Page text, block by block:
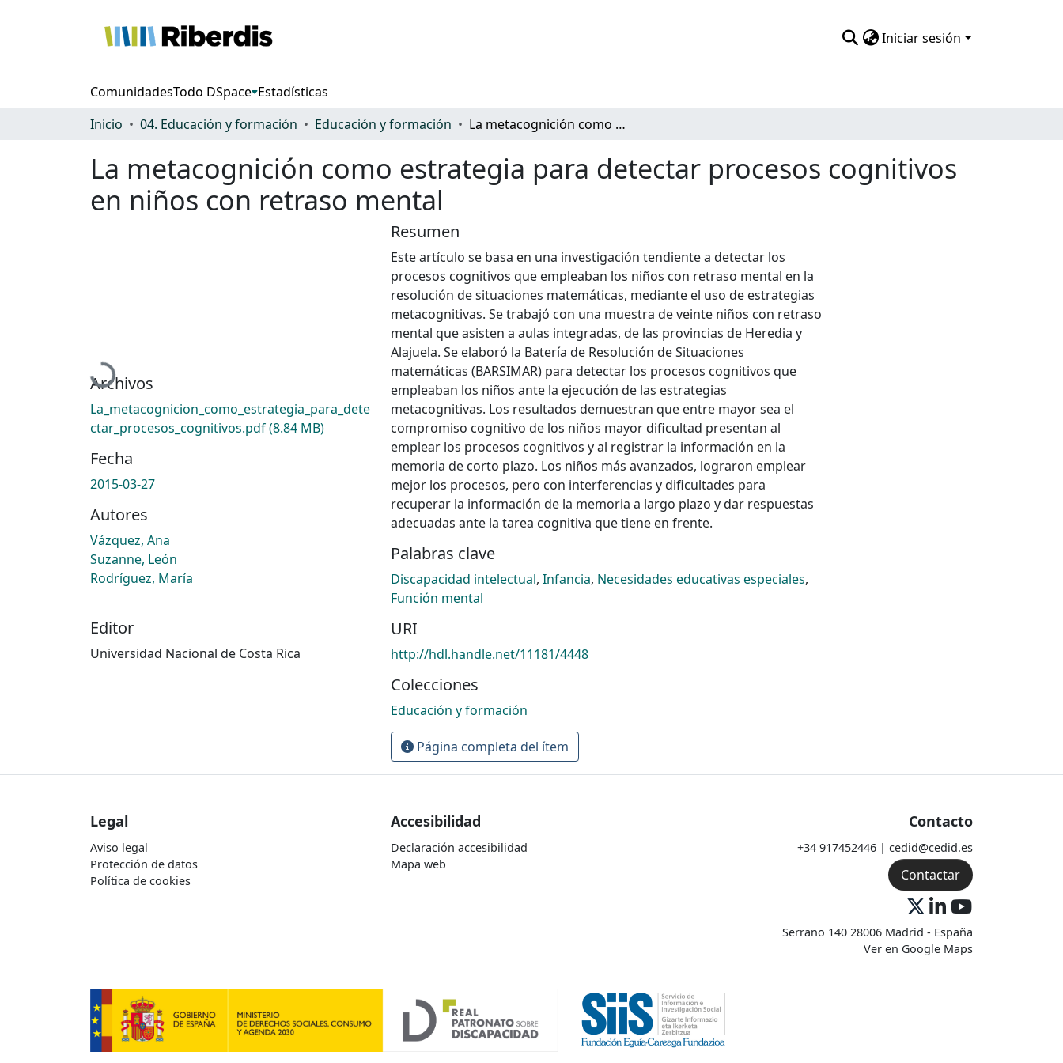
Iniciar sesión
ComunidadesTodo DSpace Estadísticas
Inicio
04. Educación y formación Educación y formación La metacognición como estrategia para detectar procesos cognitivos en niños con retraso mental
La metacognición como estrategia para detectar procesos cognitivos
en niños con retraso mental
Cargando...
Archivos
La_metacognicion_como_estrategia_para_dete
ctar_procesos_cognitivos.pdf(8.84 MB)
Fecha
2015-03-27
Autores
Vázquez, Ana
Suzanne, León
Rodríguez, María
Editor
Universidad Nacional de Costa Rica
Resumen
Este artículo se basa en una investigación tendiente a detectar los
procesos cognitivos que empleaban los niños con retraso mental en la
resolución de situaciones matemáticas, mediante el uso de estrategias
metacognitivas. Se trabajó con una muestra de veinte niños con retraso
mental que asisten a aulas integradas, de las provincias de Heredia y
Alajuela. Se elaboró la Batería de Resolución de Situaciones
matemáticas (BARSIMAR) para detectar los procesos cognitivos que
empleaban los niños ante la ejecución de las estrategias
metacognitivas. Los resultados demuestran que entre mayor sea el
compromiso cognitivo de los niños mayor dificultad presentan al
emplear los procesos cognitivos y al registrar la información en la
memoria de corto plazo. Los niños más avanzados, lograron emplear
mejor los procesos, pero con interferencias y dificultades para
recuperar la información de la memoria a largo plazo y dar respuestas
adecuadas ante la tarea cognitiva que tiene en frente.
Palabras clave
Discapacidad intelectual, Infancia, Necesidades educativas especiales,
Función mental
URI
http://hdl.handle.net/11181/4448
Colecciones
Educación y formación
Página completa del ítem
Legal
Aviso legal
Protección de datos
Política de cookies
Accesibilidad
Declaración accesibilidad
Mapa web
Contacto
+34 917452446 | cedid@cedid.es
Contactar
Serrano 140 28006 Madrid - España
Ver en Google Maps